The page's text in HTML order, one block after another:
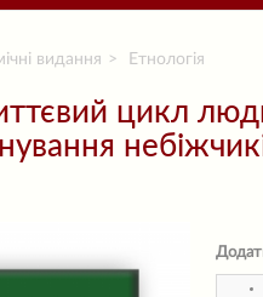
видання Етнологія
цикл